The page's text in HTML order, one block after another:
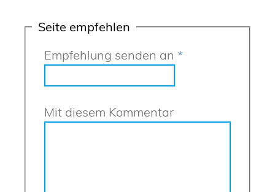
Seite empfehlen
Empfehlung senden an *
Mit diesem Kommentar